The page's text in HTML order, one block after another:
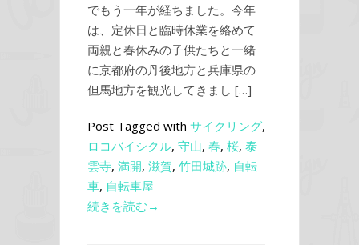
でもう一年が経ちました。今年
は、定休日と臨時休業を絡めて
両親と春休みの子供たちと一緒
に京都府の丹後地方と兵庫県の
但馬地方を観光してきまし […]
Post Tagged with サイクリング,
ロコバイシクル, 守山, 春, 桜, 泰
雲寺, 満開, 滋賀, 竹田城跡, 自転
車, 自転車屋
続きを読む→